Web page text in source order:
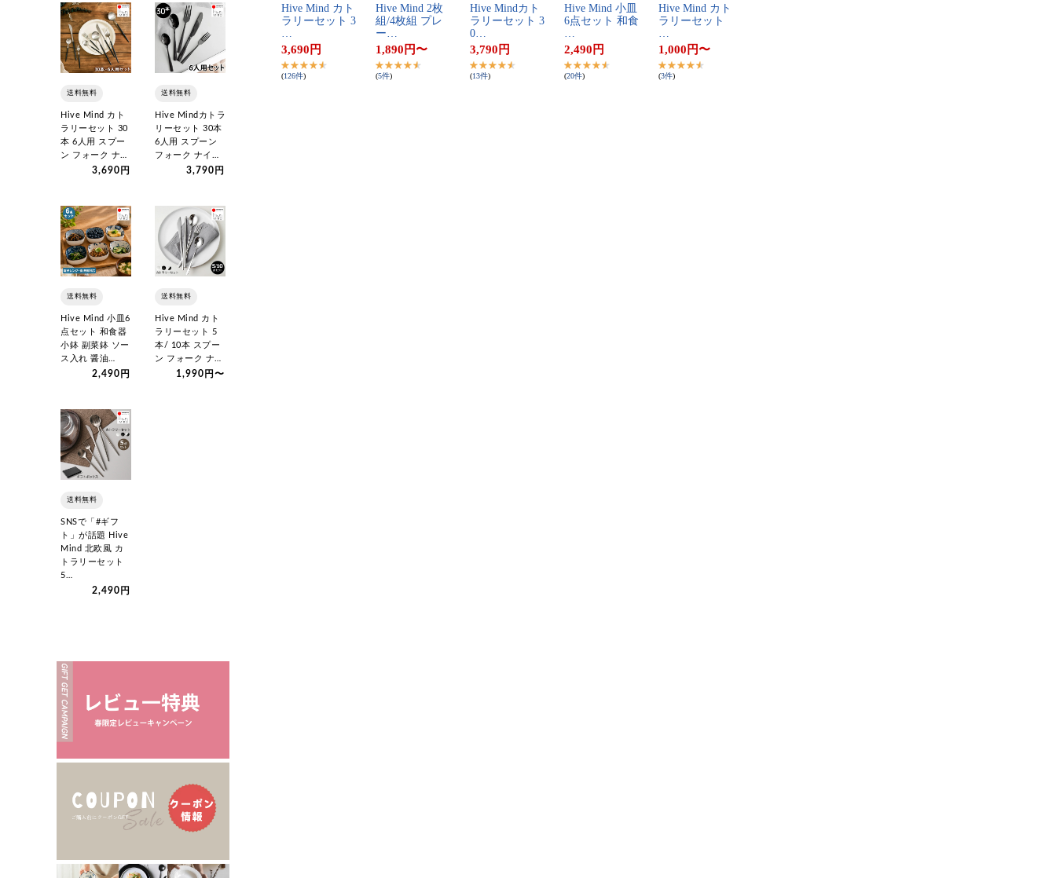
H​i​v​e​ ​M​i​n​d​ ​カ​ト​
ラ​リ​ー​セ​ッ​ト​ ​3​
…
3,690 円
(126件)
H​i​v​e​ ​M​i​n​d​ ​2​枚​
組​/​4​枚​組​ ​プ​レ​
ー​…
1,890 円〜
(5件)
H​i​v​e​ ​M​i​n​d​カ​ト​
ラ​リ​ー​セ​ッ​ト​ ​3​
0​…
3,790 円
(13件)
H​i​v​e​ ​M​i​n​d​ ​小​皿​
6​点​セ​ッ​ト​ ​和​食​
…
2,490 円
(20件)
H​i​v​e​ ​M​i​n​d​ ​カ​ト​
ラ​リ​ー​セ​ッ​ト​ ​
…
1,000 円〜
(3件)